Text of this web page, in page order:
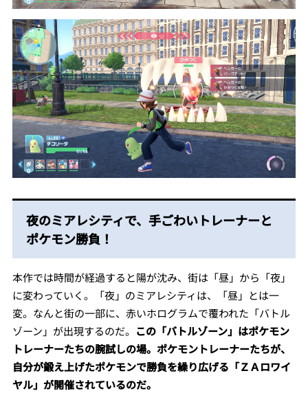
夜のミアレシティで、手ごわいトレーナーと
ポケモン勝負！
本作では時間が経過すると陽が沈み、街は「昼」から「夜」
に変わっていく。「夜」のミアレシティは、「昼」とは一
変。なんと街の一部に、赤いホログラムで覆われた「バトル
ゾーン」が出現するのだ。 この「バトルゾーン」はポケモン
トレーナーたちの腕試しの場。ポケモントレーナーたちが、
自分が鍛え上げたポケモンで勝負を繰り広げる「ＺＡロワイ
ヤル」が開催されているのだ。